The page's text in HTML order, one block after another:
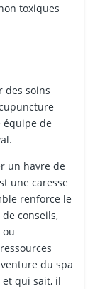
toxiques
des soins
équipe de
un havre de
une caresse
renforce le
conseils,
ou
du spa
et qui sait, il